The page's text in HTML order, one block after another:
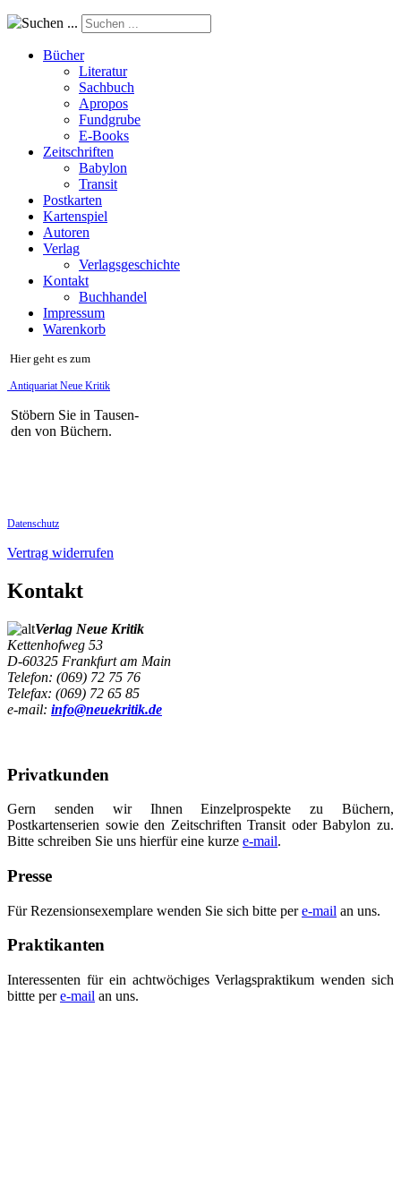
Suchen ...
Bücher
Literatur
Sachbuch
Apropos
Fundgrube
E-Books
Zeitschriften
Babylon
Transit
Postkarten
Kartenspiel
Autoren
Verlag
Verlagsgeschichte
Kontakt
Buchhandel
Impressum
Warenkorb
Hier geht es zum
Antiquariat Neue Kritik
Stöbern Sie in Tausen-
den von Büchern.
Datenschutz
Vertrag widerrufen
Kontakt
Verlag Neue Kritik
Kettenhofweg 53
D-60325 Frankfurt am Main
Telefon: (069) 72 75 76
Telefax: (069) 72 65 85
e-mail: info@neuekritik.de
Privatkunden
Gern senden wir Ihnen Einzelprospekte zu Büchern,
Postkartenserien sowie den Zeitschriften Transit oder Babylon zu.
Bitte schreiben Sie uns hierfür eine kurze e-mail.
Presse
Für Rezensionsexemplare wenden Sie sich bitte pere-mail an uns.
Praktikanten
Interessenten für ein achtwöchiges Verlagspraktikum wenden sich
bittte pere-mail an uns.